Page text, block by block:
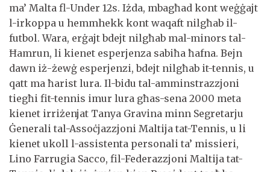
ma’ Malta fl-Under 12s. Iżda, mbagħad kont weġġajt
l-irkoppa u hemmhekk kont waqaft nilgħab il-
futbol. Wara, erġajt bdejt nilgħab mal-minors tal-
Ħamrun, li kienet esperjenza sabiħa ħafna. Bejn
dawn iż-żewġ esperjenzi, bdejt nilgħab it-tennis, u
qatt ma ħarist lura. Il-bidu tal-amminstrazzjoni
tiegħi fit-tennis imur lura għas-sena 2000 meta
kienet irriżenjat Tanya Gravina minn Segretarju
Ġenerali tal-Assoċjazzjoni Maltija tat-Tennis, u li
kienet ukoll l-assistenta personali ta’ missieri,
Lino Farrugia Sacco, fil-Federazzjoni Maltija tat-